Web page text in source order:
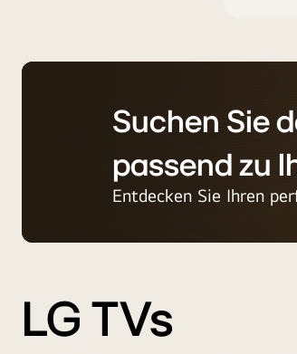
Suchen Sie
passend zu
Entdecken Sie Ihren
LG TVs